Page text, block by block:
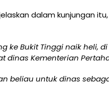
dalam kunjungan
ke Bukit Tinggi naik heli,
dinas Kementerian
beliau untuk dinas